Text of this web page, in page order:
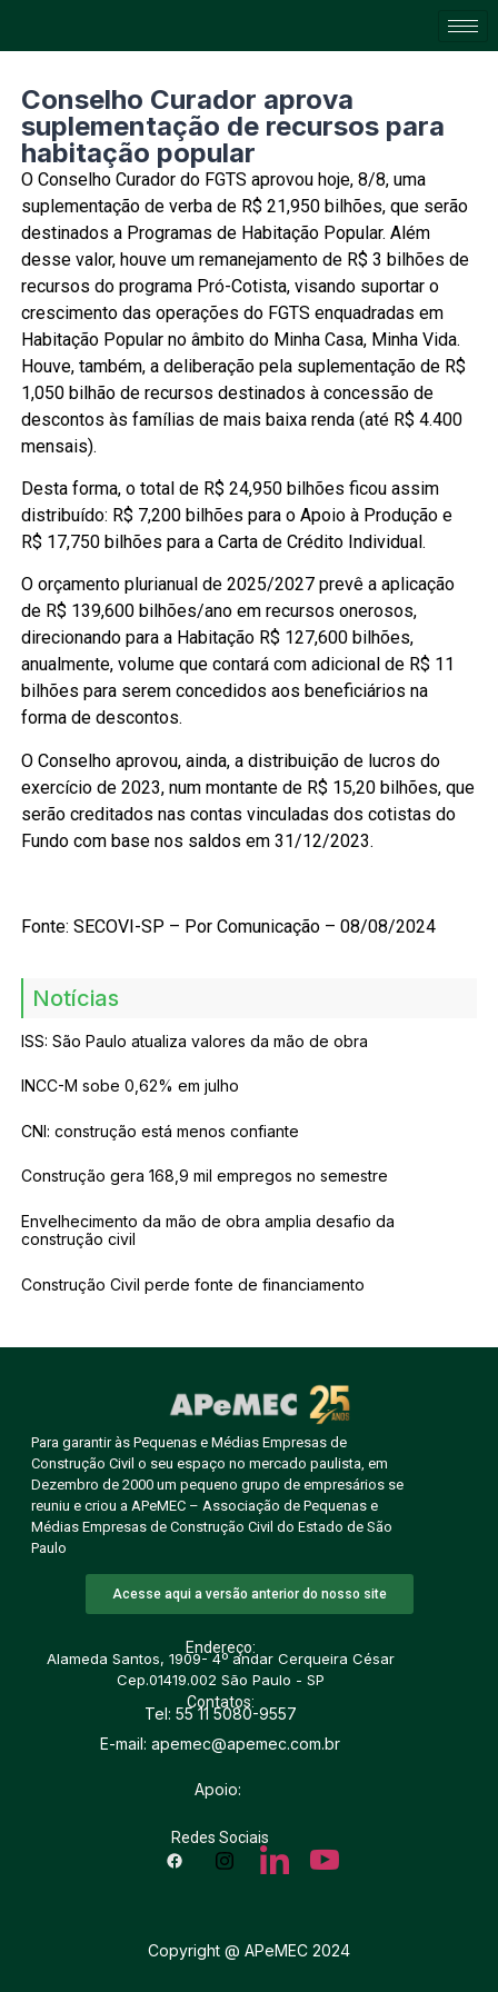
Conselho Curador aprova
suplementação de recursos para
habitação popular
O Conselho Curador do FGTS aprovou hoje, 8/8, uma
suplementação de verba de R$ 21,950 bilhões, que serão
destinados a Programas de Habitação Popular. Além
desse valor, houve um remanejamento de R$ 3 bilhões de
recursos do programa Pró-Cotista, visando suportar o
crescimento das operações do FGTS enquadradas em
Habitação Popular no âmbito do Minha Casa, Minha Vida.
Houve, também, a deliberação pela suplementação de R$
1,050 bilhão de recursos destinados à concessão de
descontos às famílias de mais baixa renda (até R$ 4.400
mensais).
Desta forma, o total de R$ 24,950 bilhões ficou assim
distribuído: R$ 7,200 bilhões para o Apoio à Produção e
R$ 17,750 bilhões para a Carta de Crédito Individual.
O orçamento plurianual de 2025/2027 prevê a aplicação
de R$ 139,600 bilhões/ano em recursos onerosos,
direcionando para a Habitação R$ 127,600 bilhões,
anualmente, volume que contará com adicional de R$ 11
bilhões para serem concedidos aos beneficiários na
forma de descontos.
O Conselho aprovou, ainda, a distribuição de lucros do
exercício de 2023, num montante de R$ 15,20 bilhões, que
serão creditados nas contas vinculadas dos cotistas do
Fundo com base nos saldos em 31/12/2023.
Fonte: SECOVI-SP – Por Comunicação – 08/08/2024
Notícias
ISS: São Paulo atualiza valores da mão de obra
INCC-M sobe 0,62% em julho
CNI: construção está menos confiante
Construção gera 168,9 mil empregos no semestre
Envelhecimento da mão de obra amplia desafio da
construção civil
Construção Civil perde fonte de financiamento
Para garantir às Pequenas e Médias Empresas de
Construção Civil o seu espaço no mercado paulista, em
Dezembro de 2000 um pequeno grupo de empresários se
reuniu e criou a APeMEC – Associação de Pequenas e
Médias Empresas de Construção Civil do Estado de São
Paulo
Acesse aqui a versão anterior do nosso site
Endereço:
Alameda Santos, 1909- 4º andar Cerqueira César
Cep.01419.002 São Paulo - SP
Contatos:
Tel: 55 11 5080-9557
E-mail: apemec@apemec.com.br
Apoio:
Redes Sociais
Copyright @ APeMEC 2024